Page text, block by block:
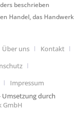
beschrieben
Handel, das Handwerk
Über uns
Kontakt
Impressum
durch
GmbH